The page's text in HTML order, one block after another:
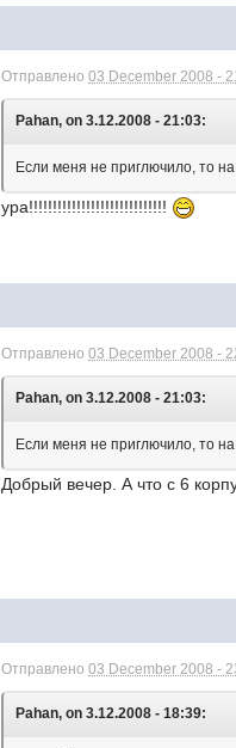
Отправлено03 December 2008 -
Pahan, on 3.12.2008 - 21:03:
Если меня не приглючило, то
ура!!!!!!!!!!!!!!!!!!!!!!!!!!!!!
Отправлено03 December 2008 -
Pahan, on 3.12.2008 - 21:03:
Если меня не приглючило, то
Добрый вечер. А что с 6
Отправлено03 December 2008 -
Pahan, on 3.12.2008 - 18:39: